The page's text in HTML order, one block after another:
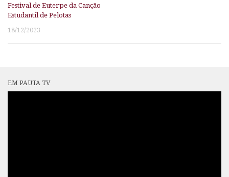
Festival de Euterpe da Canção
Estudantil de Pelotas
18/12/2023
EM PAUTA TV